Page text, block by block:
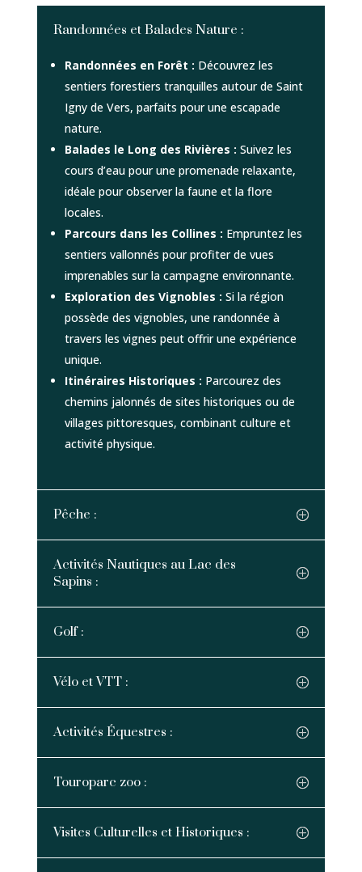
Randonnées et Balades Nature :
Randonnées en Forêt : Découvrez les
sentiers forestiers tranquilles autour de Saint
Igny de Vers, parfaits pour une escapade
nature.
Balades le Long des Rivières : Suivez les
cours d’eau pour une promenade relaxante,
idéale pour observer la faune et la flore
locales.
Parcours dans les Collines : Empruntez les
sentiers vallonnés pour profiter de vues
imprenables sur la campagne environnante.
Exploration des Vignobles : Si la région
possède des vignobles, une randonnée à
travers les vignes peut offrir une expérience
unique.
Itinéraires Historiques : Parcourez des
chemins jalonnés de sites historiques ou de
villages pittoresques, combinant culture et
activité physique.
Pêche :
Activités Nautiques au Lac des
Sapins :
Golf :
Vélo et VTT :
Activités Équestres :
Touroparc zoo :
Visites Culturelles et Historiques :